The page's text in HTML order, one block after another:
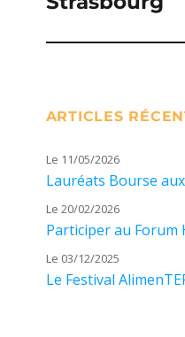
ARTICLES
Le 11/05/2026
Lauréats Bourse
Le 20/02/2026
Participer au Forum
Le 03/12/2025
Le Festival